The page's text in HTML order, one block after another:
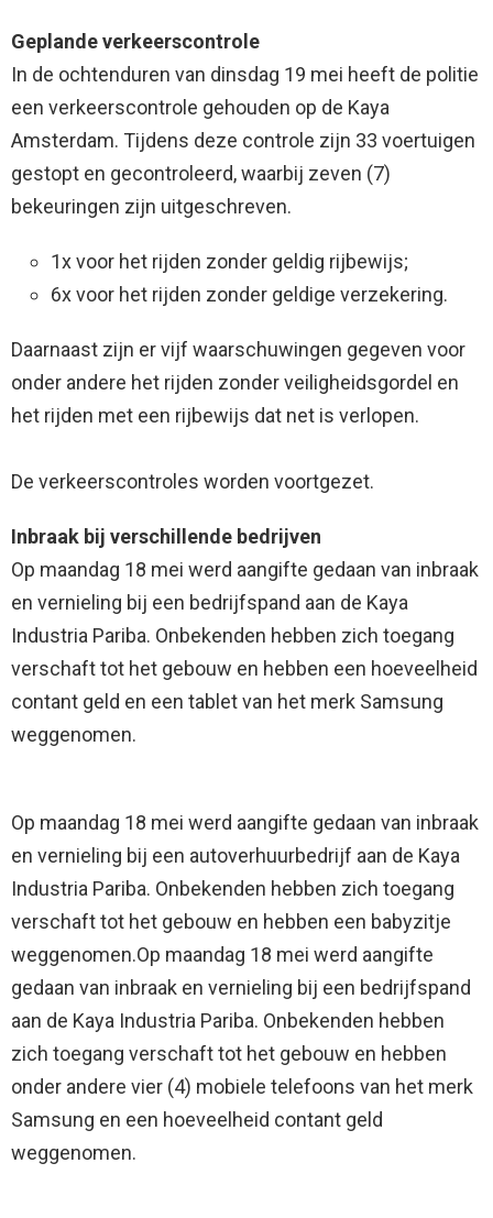
Geplande verkeerscontrole
In de ochtenduren van dinsdag 19 mei heeft de politie
een verkeerscontrole gehouden op de Kaya
Amsterdam. Tijdens deze controle zijn 33 voertuigen
gestopt en gecontroleerd, waarbij zeven (7)
bekeuringen zijn uitgeschreven.
1x voor het rijden zonder geldig rijbewijs;
6x voor het rijden zonder geldige verzekering.
Daarnaast zijn er vijf waarschuwingen gegeven voor
onder andere het rijden zonder veiligheidsgordel en
het rijden met een rijbewijs dat net is verlopen.
De verkeerscontroles worden voortgezet.
Inbraak bij verschillende bedrijven
Op maandag 18 mei werd aangifte gedaan van inbraak
en vernieling bij een bedrijfspand aan de Kaya
Industria Pariba. Onbekenden hebben zich toegang
verschaft tot het gebouw en hebben een hoeveelheid
contant geld en een tablet van het merk Samsung
weggenomen.
Op maandag 18 mei werd aangifte gedaan van inbraak
en vernieling bij een autoverhuurbedrijf aan de Kaya
Industria Pariba. Onbekenden hebben zich toegang
verschaft tot het gebouw en hebben een babyzitje
weggenomen.Op maandag 18 mei werd aangifte
gedaan van inbraak en vernieling bij een bedrijfspand
aan de Kaya Industria Pariba. Onbekenden hebben
zich toegang verschaft tot het gebouw en hebben
onder andere vier (4) mobiele telefoons van het merk
Samsung en een hoeveelheid contant geld
weggenomen.